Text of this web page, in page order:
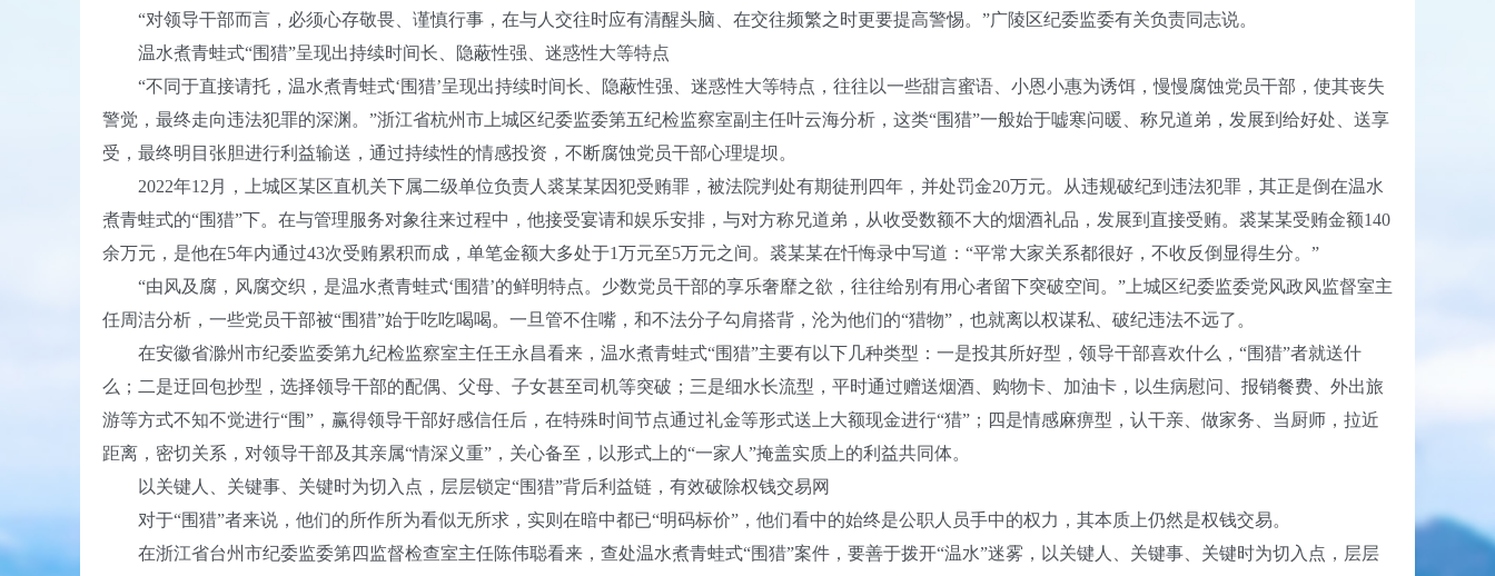
“对领导干部而言，必须心存敬畏、谨慎行事，在与人交往时应有清醒头脑、在交往频繁之时更要提高警惕。”广陵区纪委监委有关负责同志说。
温水煮青蛙式“围猎”呈现出持续时间长、隐蔽性强、迷惑性大等特点
“不同于直接请托，温水煮青蛙式‘围猎’呈现出持续时间长、隐蔽性强、迷惑性大等特点，往往以一些甜言蜜语、小恩小惠为诱饵，慢慢腐蚀党员干部，使其丧失
警觉，最终走向违法犯罪的深渊。”浙江省杭州市上城区纪委监委第五纪检监察室副主任叶云海分析，这类“围猎”一般始于嘘寒问暖、称兄道弟，发展到给好处、送享
受，最终明目张胆进行利益输送，通过持续性的情感投资，不断腐蚀党员干部心理堤坝。
2022年12月，上城区某区直机关下属二级单位负责人裘某某因犯受贿罪，被法院判处有期徒刑四年，并处罚金20万元。从违规破纪到违法犯罪，其正是倒在温水
煮青蛙式的“围猎”下。在与管理服务对象往来过程中，他接受宴请和娱乐安排，与对方称兄道弟，从收受数额不大的烟酒礼品，发展到直接受贿。裘某某受贿金额140
余万元，是他在5年内通过43次受贿累积而成，单笔金额大多处于1万元至5万元之间。裘某某在忏悔录中写道：“平常大家关系都很好，不收反倒显得生分。”
“由风及腐，风腐交织，是温水煮青蛙式‘围猎’的鲜明特点。少数党员干部的享乐奢靡之欲，往往给别有用心者留下突破空间。”上城区纪委监委党风政风监督室主
任周洁分析，一些党员干部被“围猎”始于吃吃喝喝。一旦管不住嘴，和不法分子勾肩搭背，沦为他们的“猎物”，也就离以权谋私、破纪违法不远了。
在安徽省滁州市纪委监委第九纪检监察室主任王永昌看来，温水煮青蛙式“围猎”主要有以下几种类型：一是投其所好型，领导干部喜欢什么，“围猎”者就送什
么；二是迂回包抄型，选择领导干部的配偶、父母、子女甚至司机等突破；三是细水长流型，平时通过赠送烟酒、购物卡、加油卡，以生病慰问、报销餐费、外出旅
游等方式不知不觉进行“围”，赢得领导干部好感信任后，在特殊时间节点通过礼金等形式送上大额现金进行“猎”；四是情感麻痹型，认干亲、做家务、当厨师，拉近
距离，密切关系，对领导干部及其亲属“情深义重”，关心备至，以形式上的“一家人”掩盖实质上的利益共同体。
以关键人、关键事、关键时为切入点，层层锁定“围猎”背后利益链，有效破除权钱交易网
对于“围猎”者来说，他们的所作所为看似无所求，实则在暗中都已“明码标价”，他们看中的始终是公职人员手中的权力，其本质上仍然是权钱交易。
在浙江省台州市纪委监委第四监督检查室主任陈伟聪看来，查处温水煮青蛙式“围猎”案件，要善于拨开“温水”迷雾，以关键人、关键事、关键时为切入点，层层